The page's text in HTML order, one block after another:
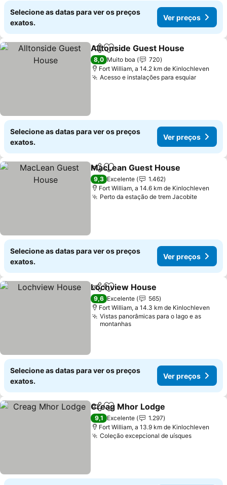
Selecione as datas para ver os preços
exatos.
Ver preços
PartilharAdicionar aos favoritos
Alltonside Guest House
8,0 Muito boa
720
Fort William, a 14.2 km de Kinlochleven
Acesso e instalações para esquiar
Selecione as datas para ver os preços
exatos.
Ver preços
PartilharAdicionar aos favoritos
MacLean Guest House
9,3 Excelente
1.462
Fort William, a 14.6 km de Kinlochleven
Perto da estação de trem Jacobite
Selecione as datas para ver os preços
exatos.
Ver preços
PartilharAdicionar aos favoritos
Lochview House
9,6 Excelente
565
Fort William, a 14.3 km de Kinlochleven
Vistas panorâmicas para o lago e as
montanhas
Selecione as datas para ver os preços
exatos.
Ver preços
PartilharAdicionar aos favoritos
Creag Mhor Lodge
9,1 Excelente
1.297
Fort William, a 13.9 km de Kinlochleven
Coleção excepcional de uísques